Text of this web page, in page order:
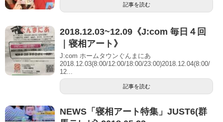
記事を読む
2018.12.03~12.09《J:com 毎日４回
｜寝相アート》
J:com ホームタウンぐんまにあ
2018.12.03(8:00/12:00/18:00/23:00)2018.12.04(8:00/
12...
記事を読む
NEWS「寝相アート特集」JUST6(群